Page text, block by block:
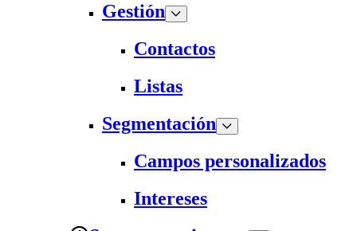
Gestión
Contactos
Listas
Segmentación
Campos personalizados
Intereses